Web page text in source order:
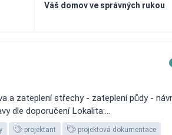
Váš domov ve správných rukou
a zateplení střechy - zateplení půdy -
dle doporučení Lokalita:...
projektant projektová dokumentace